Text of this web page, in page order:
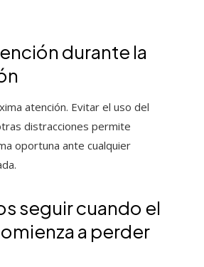
durante la
atención. Evitar el uso del
distracciones permite
oportuna ante cualquier
seguir cuando el
a perder